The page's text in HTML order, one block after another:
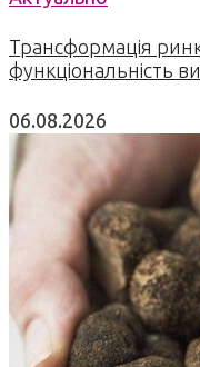
Трансформація
функціональність
06.08.2026